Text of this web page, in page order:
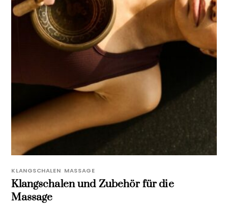
KLANGSCHALEN MASSAGE
Klangschalen und Zubehör für die
Massage